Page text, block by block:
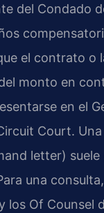
del Condado
el contrato o
monto en
en el
Court.
letter) suele
una
los Of Counsel